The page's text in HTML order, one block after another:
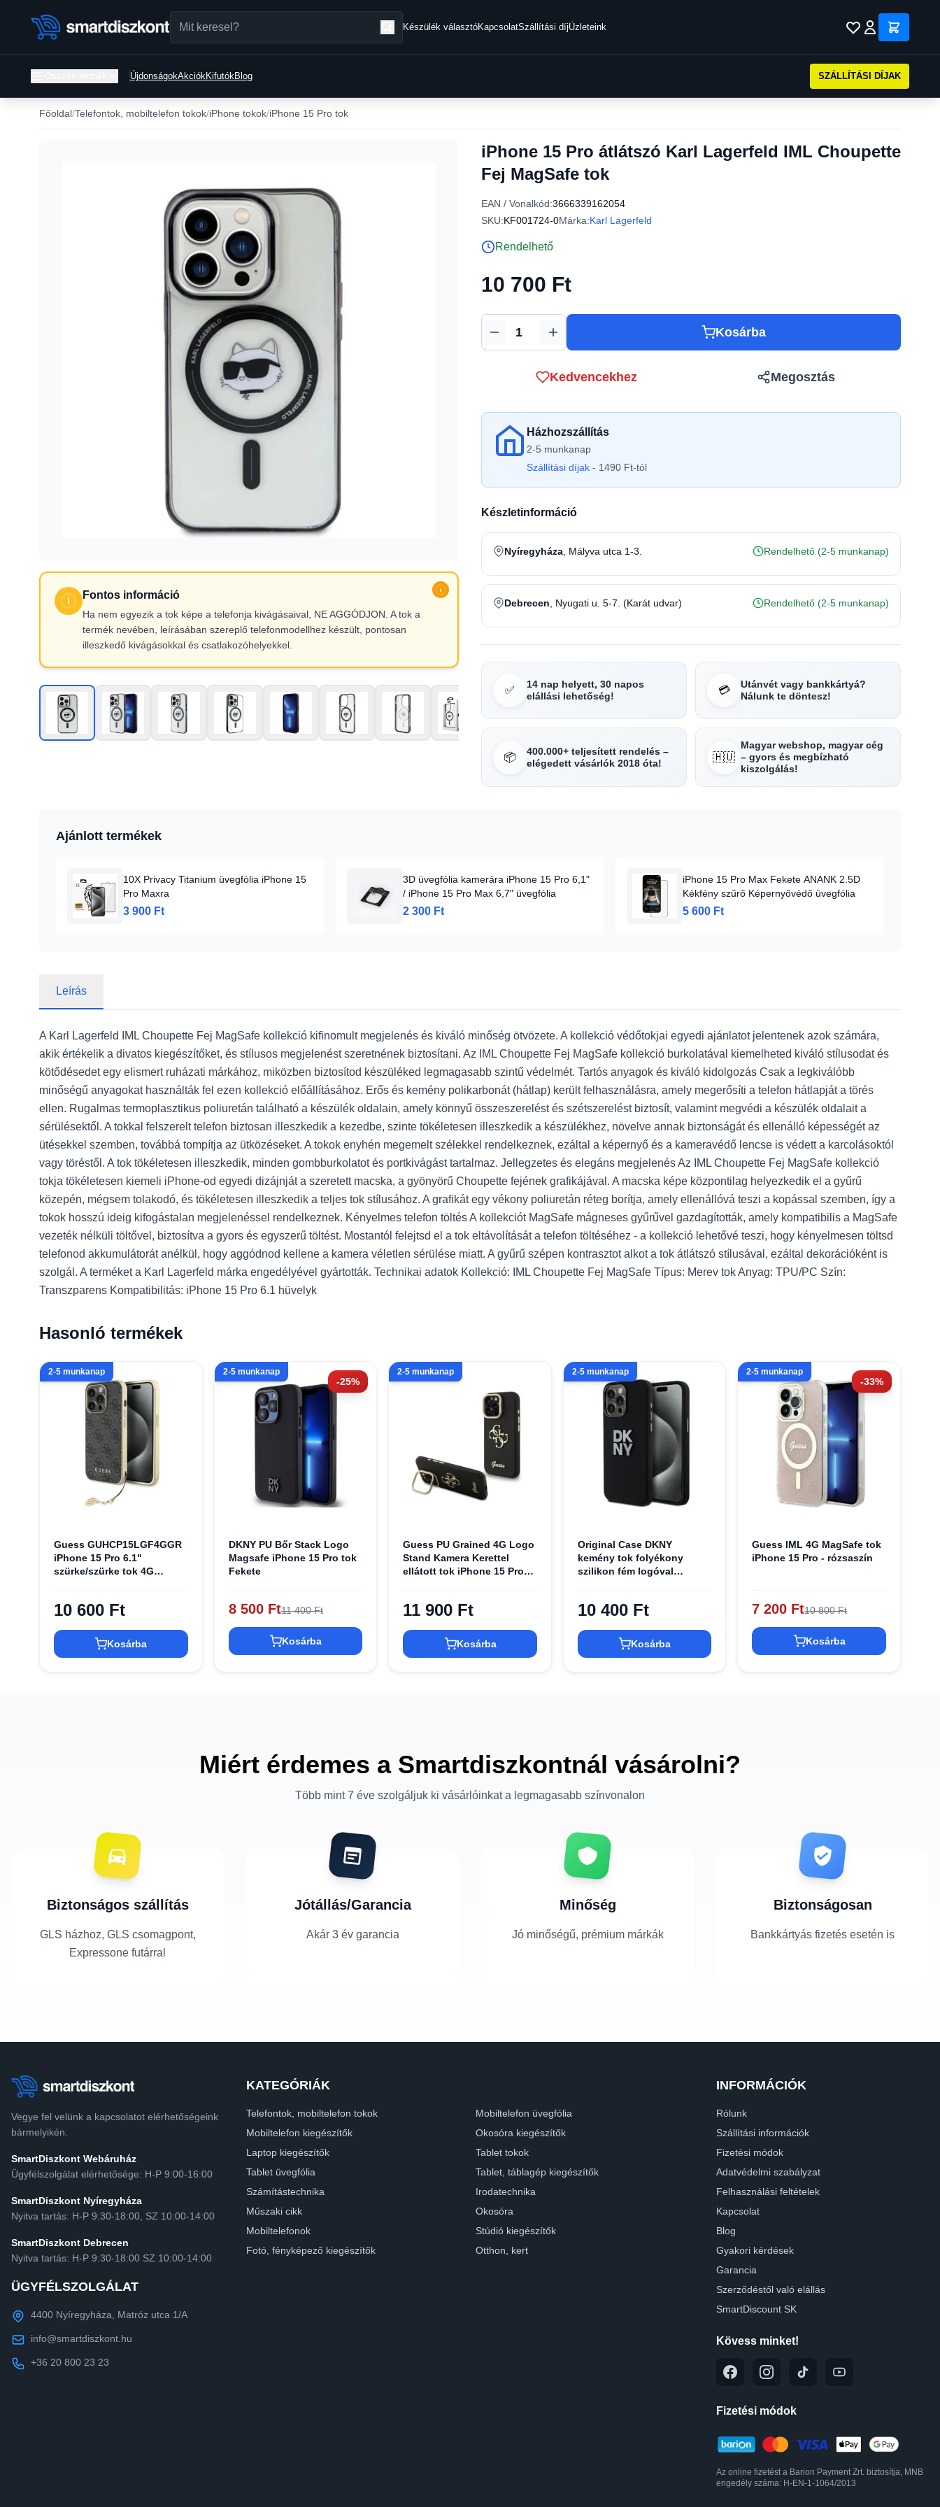
Készülék választóKapcsolatSzállítási díjÜzleteink
ÚjdonságokAkciókKifutókBlog SZÁLLÍTÁSI DÍJAK
Főoldal Telefontok, mobiltelefon tokok iPhone tokok iPhone 15 Pro tok
Fontos információ
Ha nem egyezik a tok képe a telefonja kivágásaival, NE AGGÓDJON. A tok a
termék nevében, leírásában szereplő telefonmodellhez készült, pontosan
illeszkedő kivágásokkal és csatlakozóhelyekkel.
iPhone 15 Pro átlátszó Karl Lagerfeld IML Choupette
Fej MagSafe tok
EAN / Vonalkód:3666339162054
SKU:KF001724-0Márka:Karl Lagerfeld
Rendelhető
10 700 Ft
Mennyiség Kosárba
Kedvencekhez Megosztás
Házhozszállítás
2-5 munkanap
Szállítási díjak - 1490 Ft-tól
Készletinformáció
Nyíregyháza , Mályva utca 1-3. Rendelhető (2-5 munkanap)
Debrecen , Nyugati u. 5-7. (Karát udvar) Rendelhető (2-5 munkanap)
✅
14 nap helyett, 30 napos
elállási lehetőség!
💳
Utánvét vagy bankkártyá?
Nálunk te döntesz!
📦
400.000+ teljesített rendelés –
elégedett vásárlók 2018 óta!
🇭🇺
Magyar webshop, magyar cég
– gyors és megbízható
kiszolgálás!
Ajánlott termékek
10X Privacy Titanium üvegfólia iPhone 15
Pro Maxra
3 900 Ft
3D üvegfólia kamerára iPhone 15 Pro 6,1"
/ iPhone 15 Pro Max 6,7" üvegfólia
2 300 Ft
iPhone 15 Pro Max Fekete ANANK 2.5D
Kékfény szűrő Képernyővédő üvegfólia
5 600 Ft
Leírás
A Karl Lagerfeld IML Choupette Fej MagSafe kollekció kifinomult megjelenés és kiváló minőség ötvözete. A kollekció védőtokjai egyedi ajánlatot jelentenek azok számára,
akik értékelik a divatos kiegészítőket, és stílusos megjelenést szeretnének biztosítani. Az IML Choupette Fej MagSafe kollekció burkolatával kiemelheted kiváló stílusodat és
kötődésedet egy elismert ruházati márkához, miközben biztosítod készüléked legmagasabb szintű védelmét. Tartós anyagok és kiváló kidolgozás Csak a legkiválóbb
minőségű anyagokat használták fel ezen kollekció előállításához. Erős és kemény polikarbonát (hátlap) került felhasználásra, amely megerősíti a telefon hátlapját a törés
ellen. Rugalmas termoplasztikus poliuretán található a készülék oldalain, amely könnyű összeszerelést és szétszerelést biztosít, valamint megvédi a készülék oldalait a
sérülésektől. A tokkal felszerelt telefon biztosan illeszkedik a kezedbe, szinte tökéletesen illeszkedik a készülékhez, növelve annak biztonságát és ellenálló képességét az
ütésekkel szemben, továbbá tompítja az ütközéseket. A tokok enyhén megemelt szélekkel rendelkeznek, ezáltal a képernyő és a kameravédő lencse is védett a karcolásoktól
vagy töréstől. A tok tökéletesen illeszkedik, minden gombburkolatot és portkivágást tartalmaz. Jellegzetes és elegáns megjelenés Az IML Choupette Fej MagSafe kollekció
tokja tökéletesen kiemeli iPhone-od egyedi dizájnját a szeretett macska, a gyönyörű Choupette fejének grafikájával. A macska képe központilag helyezkedik el a gyűrű
közepén, mégsem tolakodó, és tökéletesen illeszkedik a teljes tok stílusához. A grafikát egy vékony poliuretán réteg borítja, amely ellenállóvá teszi a kopással szemben, így a
tokok hosszú ideig kifogástalan megjelenéssel rendelkeznek. Kényelmes telefon töltés A kollekciót MagSafe mágneses gyűrűvel gazdagították, amely kompatibilis a MagSafe
vezeték nélküli töltővel, biztosítva a gyors és egyszerű töltést. Mostantól felejtsd el a tok eltávolítását a telefon töltéséhez - a kollekció lehetővé teszi, hogy kényelmesen töltsd
telefonod akkumulátorát anélkül, hogy aggódnod kellene a kamera véletlen sérülése miatt. A gyűrű szépen kontrasztot alkot a tok átlátszó stílusával, ezáltal dekorációként is
szolgál. A terméket a Karl Lagerfeld márka engedélyével gyártották. Technikai adatok Kollekció: IML Choupette Fej MagSafe Típus: Merev tok Anyag: TPU/PC Szín:
Transzparens Kompatibilitás: iPhone 15 Pro 6.1 hüvelyk
Hasonló termékek
2-5 munkanap
Guess GUHCP15LGF4GGR
iPhone 15 Pro 6.1"
szürke/szürke tok 4G
10 600 Ft
Kosárba
-25%
2-5 munkanap
DKNY PU Bőr Stack Logo
Magsafe iPhone 15 Pro tok
Fekete
8 500 Ft11 400 Ft
Kosárba
2-5 munkanap
Guess PU Grained 4G Logo
Stand Kamera Kerettel
ellátott tok iPhone 15 Pro-
11 900 Ft
Kosárba
2-5 munkanap
Original Case DKNY
kemény tok folyékony
szilikon fém logóval
10 400 Ft
Kosárba
-33%
2-5 munkanap
Guess IML 4G MagSafe tok
iPhone 15 Pro - rózsaszín
7 200 Ft10 800 Ft
Kosárba
Miért érdemes a Smartdiszkontnál vásárolni?
Több mint 7 éve szolgáljuk ki vásárlóinkat a legmagasabb színvonalon
Biztonságos szállítás
GLS házhoz, GLS csomagpont,
Expressone futárral
Jótállás/Garancia
Akár 3 év garancia
Minőség
Jó minőségű, prémium márkák
Biztonságosan
Bankkártyás fizetés esetén is
Vegye fel velünk a kapcsolatot elérhetőségeink
bármelyikén.
SmartDiszkont Webáruház
Ügyfélszolgálat elérhetősége: H-P 9:00-16:00
SmartDiszkont Nyíregyháza
Nyitva tartás: H-P 9:30-18:00, SZ 10:00-14:00
SmartDiszkont Debrecen
Nyitva tartás: H-P 9:30-18:00 SZ 10:00-14:00
ÜGYFÉLSZOLGÁLAT
4400 Nyíregyháza, Matróz utca 1/A
info@smartdiszkont.hu
+36 20 800 23 23
KATEGÓRIÁK
Telefontok, mobiltelefon tokok
Mobiltelefon üvegfólia
Mobiltelefon kiegészítők
Okosóra kiegészítők
Laptop kiegészítők
Tablet tokok
Tablet üvegfólia
Tablet, táblagép kiegészítők
Számítástechnika
Irodatechnika
Műszaki cikk
Okosóra
Mobiltelefonok
Stúdió kiegészítők
Fotó, fényképező kiegészítők
Otthon, kert
INFORMÁCIÓK
Rólunk
Szállítási információk
Fizetési módok
Adatvédelmi szabályzat
Felhasználási feltételek
Kapcsolat
Blog
Gyakori kérdések
Garancia
Szerződéstől való elállás
SmartDiscount SK
Kövess minket!
Fizetési módok
Az online fizetést a Barion Payment Zrt. biztosítja, MNB
engedély száma: H-EN-1-1064/2013